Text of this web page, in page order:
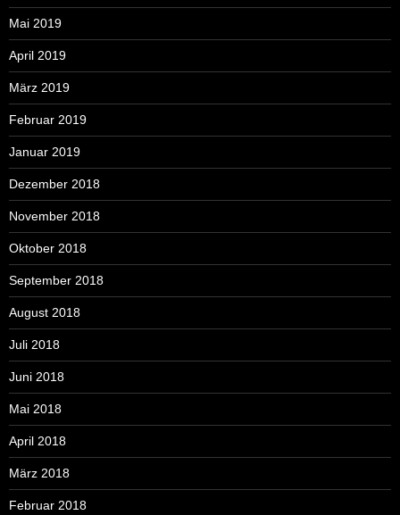
Mai 2019
April 2019
März 2019
Februar 2019
Januar 2019
Dezember 2018
November 2018
Oktober 2018
September 2018
August 2018
Juli 2018
Juni 2018
Mai 2018
April 2018
März 2018
Februar 2018